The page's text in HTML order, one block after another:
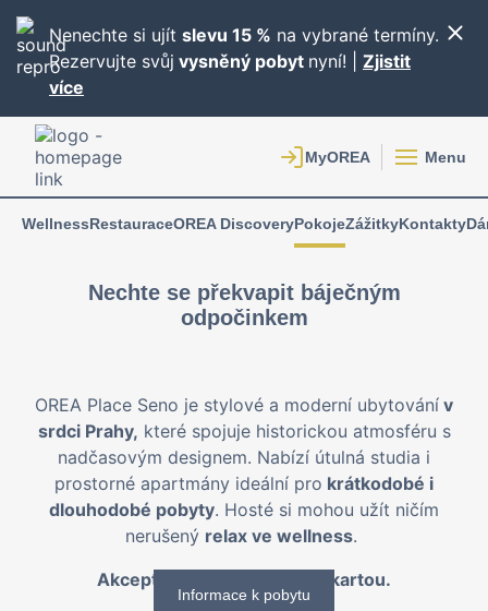
Nenechte si ujít slevu 15 % na vybrané termíny.
Rezervujte svůj vysněný pobyt nyní! |
Zjistit
více
Menu
WellnessRestauraceOREA DiscoveryPokojeZážitkyKontakty
Nechte se překvapit báječným
odpočinkem
OREA Place Seno je stylové a moderní ubytování v
srdci Prahy, které spojuje historickou atmosféru s
nadčasovým designem. Nabízí útulná studia i
prostorné apartmány ideální pro krátkodobé i
dlouhodobé pobyty. Hosté si mohou užít ničím
nerušený relax ve wellness.
Akceptujeme pouze platby kartou.
Informace k pobytu